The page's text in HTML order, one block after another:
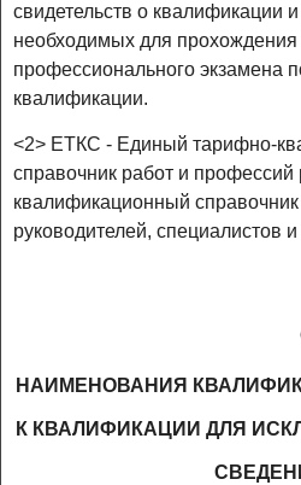
свидетельств о квалификации
необходимых для прохождения
профессионального экзамена
квалификации.
<2> ЕТКС - Единый тарифно-
справочник работ и
квалификационный
руководителей, специалистов
НАИМЕНОВАНИЯ
К КВАЛИФИКАЦИИ ДЛЯ